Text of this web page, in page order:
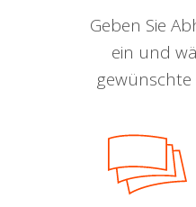
Geben Sie
ein und
gewünschte